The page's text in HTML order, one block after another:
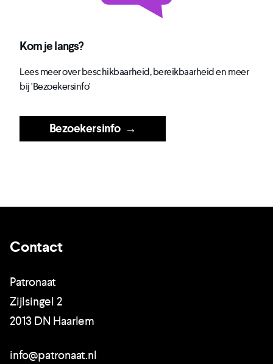
Kom je langs?
Lees meer over beschikbaarheid, bereikbaarheid en meer
bij 'Bezoekersinfo'
Bezoekersinfo→
Contact
Patronaat
Zijlsingel 2
2013 DN Haarlem
info@patronaat.nl